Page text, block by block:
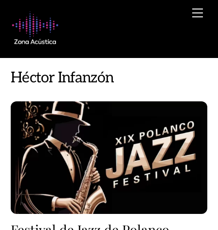
content
Héctor Infanzón